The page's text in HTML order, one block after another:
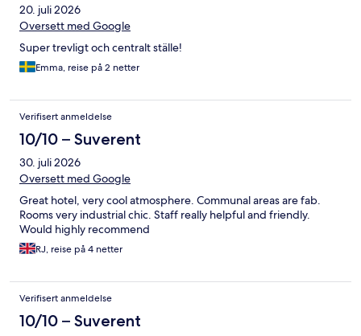
20. juli 2026
Oversett med Google
Super trevligt och centralt ställe!
Emma, reise på 2 netter
Verifisert anmeldelse
10/10 – Suverent
30. juli 2026
Oversett med Google
Great hotel, very cool atmosphere. Communal areas are fab.
Rooms very industrial chic. Staff really helpful and friendly.
Would highly recommend
RJ, reise på 4 netter
Verifisert anmeldelse
10/10 – Suverent